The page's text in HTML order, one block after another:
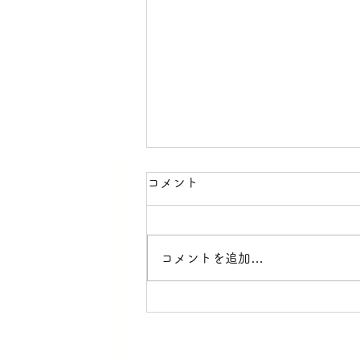
イベント🙏✨
コメント
コメントを追加…